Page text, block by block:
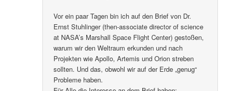
Vor ein paar Tagen bin ich auf den Brief von Dr.
Ernst Stuhlinger (then-associate director of science
at NASA’s Marshall Space Flight Center) gestoßen,
warum wir den Weltraum erkunden und nach
Projekten wie Apollo, Artemis und Orion streben
sollten. Und das, obwohl wir auf der Erde „genug“
Probleme haben.